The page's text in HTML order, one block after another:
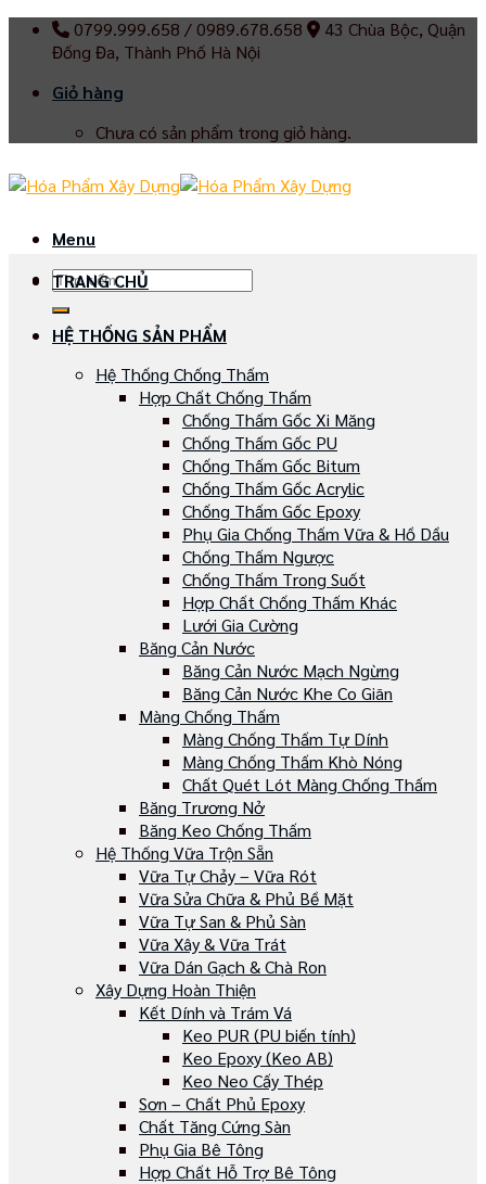
Skip
0799.999.658 / 0989.678.658
43 Chùa Bộc, Quận
Đống Đa, Thành Phố Hà Nội
Giỏ hàng
Chưa có sản phẩm trong giỏ hàng.
Menu
Tìm
TRANG CHỦ
HỆ THỐNG SẢN PHẨM
Hệ Thống Chống Thấm
Hợp Chất Chống Thấm
Chống Thấm Gốc Xi Măng
Chống Thấm Gốc PU
Chống Thấm Gốc Bitum
Chống Thấm Gốc Acrylic
Chống Thấm Gốc Epoxy
Phụ Gia Chống Thấm Vữa & Hồ Dầu
Chống Thấm Ngược
Chống Thấm Trong Suốt
Hợp Chất Chống Thấm Khác
Lưới Gia Cường
Băng Cản Nước
Băng Cản Nước Mạch Ngừng
Băng Cản Nước Khe Co Giãn
Màng Chống Thấm
Màng Chống Thấm Tự Dính
Màng Chống Thấm Khò Nóng
Chất Quét Lót Màng Chống Thấm
Băng Trương Nở
Băng Keo Chống Thấm
Hệ Thống Vữa Trộn Sẵn
Vữa Tự Chảy – Vữa Rót
Vữa Sửa Chữa & Phủ Bề Mặt
Vữa Tự San & Phủ Sàn
Vữa Xây & Vữa Trát
Vữa Dán Gạch & Chà Ron
Xây Dựng Hoàn Thiện
Kết Dính và Trám Vá
Keo PUR (PU biến tính)
Keo Epoxy (Keo AB)
Keo Neo Cấy Thép
Sơn – Chất Phủ Epoxy
Chất Tăng Cứng Sàn
Phụ Gia Bê Tông
Hợp Chất Hỗ Trợ Bê Tông